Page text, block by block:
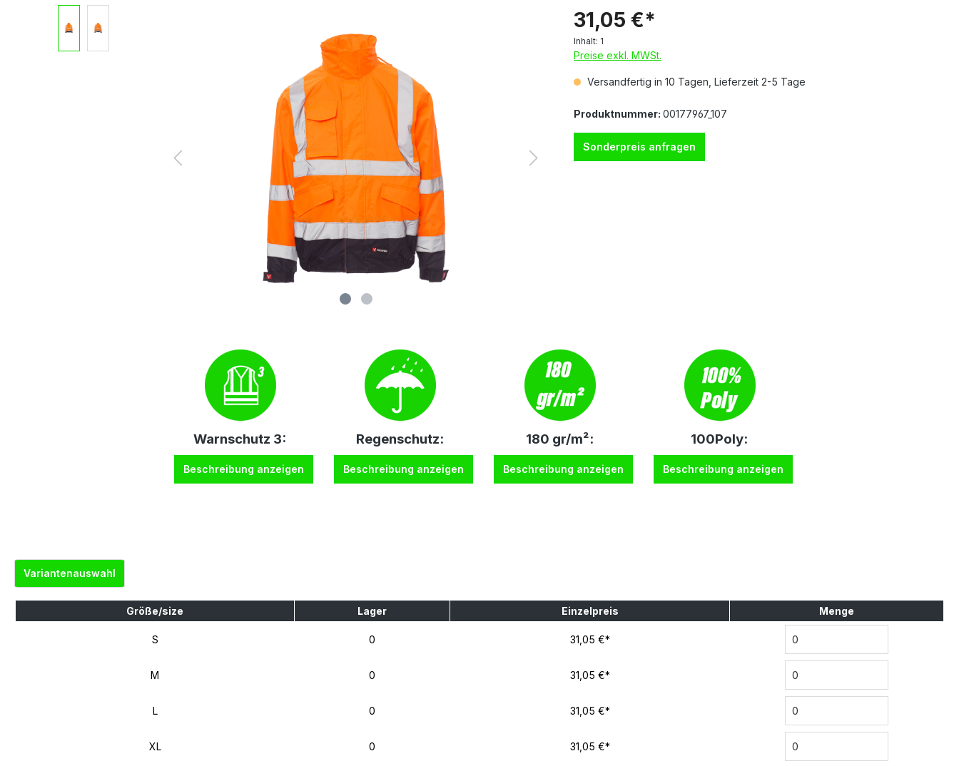
31,05 €*
Inhalt: 1
Preise exkl. MWSt.
Versandfertig in 10 Tagen, Lieferzeit 2-5 Tage
Produktnummer: 00177967_107
Sonderpreis anfragen
Warnschutz 3:
Beschreibung anzeigen
Regenschutz:
Beschreibung anzeigen
180 gr/m²:
Beschreibung anzeigen
100Poly:
Beschreibung anzeigen
Variantenauswahl
Größe/size Lager Einzelpreis Menge
S 0 31,05 €*
M 0 31,05 €*
L 0 31,05 €*
XL 0 31,05 €*